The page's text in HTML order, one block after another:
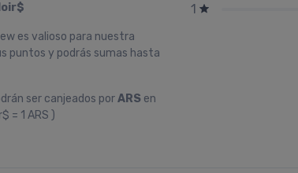
es valioso para nuestra
puntos y podrás sumas hasta
ser canjeados porARS en
= 1 ARS )
1